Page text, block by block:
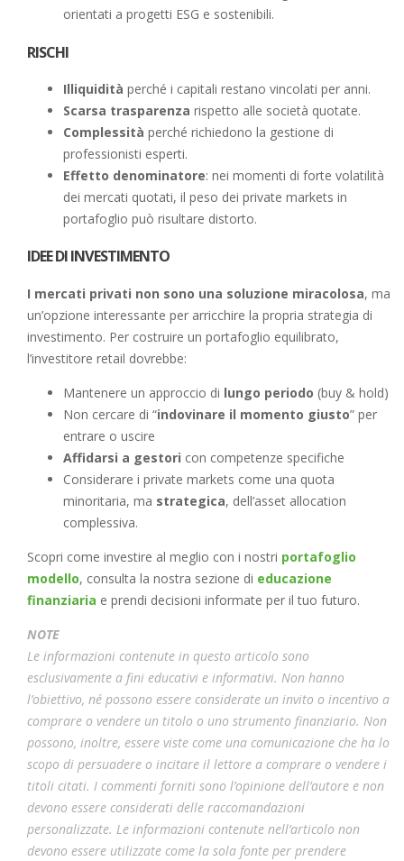
orientati a progetti ESG e sostenibili.
RISCHI
Illiquidità perché i capitali restano vincolati per anni.
Scarsa trasparenza rispetto alle società quotate.
Complessità perché richiedono la gestione di
professionisti esperti.
Effetto denominatore: nei momenti di forte volatilità
dei mercati quotati, il peso dei private markets in
portafoglio può risultare distorto.
IDEE DI INVESTIMENTO
I mercati privati non sono una soluzione miracolosa, ma
un’opzione interessante per arricchire la propria strategia di
investimento. Per costruire un portafoglio equilibrato,
l’investitore retail dovrebbe:
Mantenere un approccio di lungo periodo (buy & hold)
Non cercare di “indovinare il momento giusto” per
entrare o uscire
Affidarsi a gestori con competenze specifiche
Considerare i private markets come una quota
minoritaria, ma strategica, dell’asset allocation
complessiva.
Scopri come investire al meglio con i nostri portafoglio
modello, consulta la nostra sezione di educazione
finanziaria e prendi decisioni informate per il tuo futuro.
NOTE
Le informazioni contenute in questo articolo sono
esclusivamente a fini educativi e informativi. Non hanno
l’obiettivo, né possono essere considerate un invito o incentivo a
comprare o vendere un titolo o uno strumento finanziario. Non
possono, inoltre, essere viste come una comunicazione che ha lo
scopo di persuadere o incitare il lettore a comprare o vendere i
titoli citati. I commenti forniti sono l’opinione dell’autore e non
devono essere considerati delle raccomandazioni
personalizzate. Le informazioni contenute nell’articolo non
devono essere utilizzate come la sola fonte per prendere